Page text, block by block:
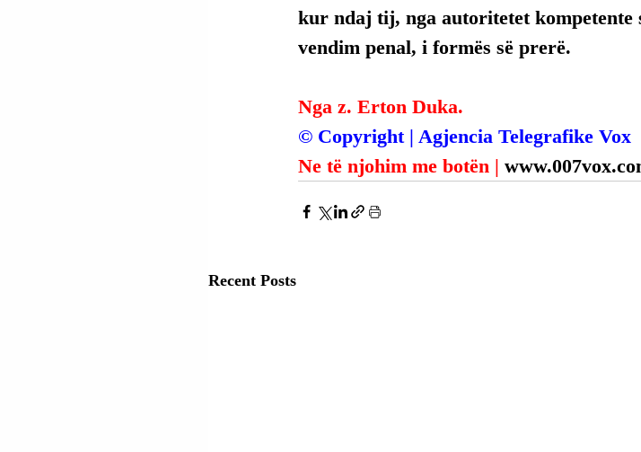
kur ndaj tij, nga autoritetet kompetente
vendim penal, i formës së prerë.
Nga z. Erton Duka.
© Copyright | Agjencia Telegrafike Vox
Ne të njohim me botën |
Recent Posts